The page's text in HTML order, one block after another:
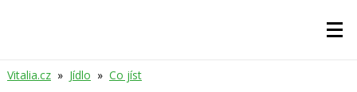
Vitalia.cz » Jídlo » Co jíst